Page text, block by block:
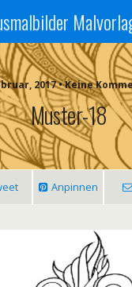
2017 • Keine
Muster-18
Anpinnen